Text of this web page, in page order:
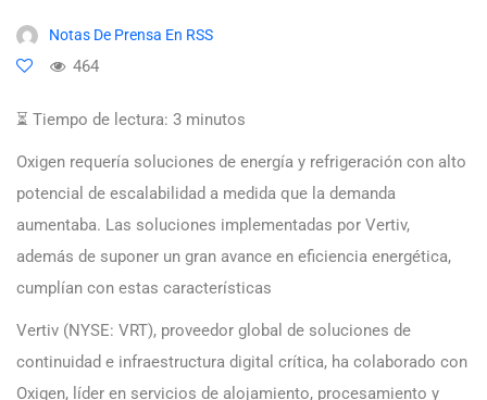
Notas De Prensa En RSS
464
⏳ Tiempo de lectura: 3 minutos
Oxigen requería soluciones de energía y refrigeración con alto
potencial de escalabilidad a medida que la demanda
aumentaba. Las soluciones implementadas por Vertiv,
además de suponer un gran avance en eficiencia energética,
cumplían con estas características
Vertiv (NYSE: VRT), proveedor global de soluciones de
continuidad e infraestructura digital crítica, ha colaborado con
Oxigen, líder en servicios de alojamiento, procesamiento y